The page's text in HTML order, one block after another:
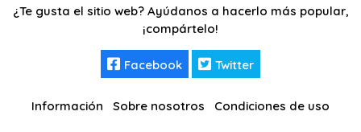
¿Te gusta el sitio web? Ayúdanos a hacerlo más popular,
¡compártelo!
Facebook Twitter
Información Sobre nosotros Condiciones de uso